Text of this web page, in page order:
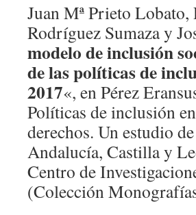
Juan Mª Prieto Lobato,
Rodríguez Sumaza y
modelo de inclusión
de las políticas de
2017«, en Pérez
Políticas de inclusión
derechos. Un estudio
Andalucía, Castilla y
Centro de
(Colección